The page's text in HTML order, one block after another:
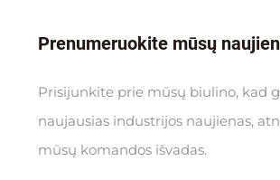
Prenumeruokite mūsų
Prisijunkite prie mūsų biulino, kad
naujausias industrijos naujienas,
mūsų komandos išvadas.